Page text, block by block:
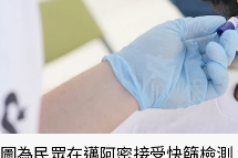
圖為民眾在邁阿密接受快篩檢